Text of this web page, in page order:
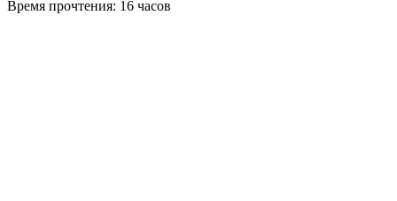
Время прочтения: 16 часов